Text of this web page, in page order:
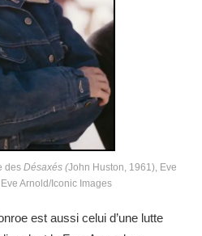
des Désaxés (John Huston, 1961), Eve
Arnold/Iconic Images
est aussi celui d’une lutte